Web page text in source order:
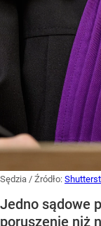
Sędzia / Źródło:
Jedno sądowe
poruszenie niż